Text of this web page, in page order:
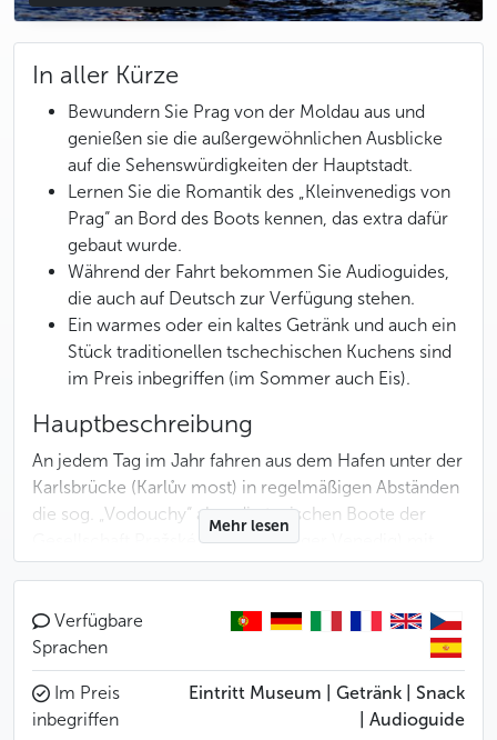
In aller Kürze
Bewundern Sie Prag von der Moldau aus und
genießen sie die außergewöhnlichen Ausblicke
auf die Sehenswürdigkeiten der Hauptstadt.
Lernen Sie die Romantik des „Kleinvenedigs von
Prag“ an Bord des Boots kennen, das extra dafür
gebaut wurde.
Während der Fahrt bekommen Sie Audioguides,
die auch auf Deutsch zur Verfügung stehen.
Ein warmes oder ein kaltes Getränk und auch ein
Stück traditionellen tschechischen Kuchens sind
im Preis inbegriffen (im Sommer auch Eis).
Hauptbeschreibung
An jedem Tag im Jahr fahren aus dem Hafen unter der
Karlsbrücke (Karlův most) in regelmäßigen Abständen
die sog. „Vodouchy“ ab – die typischen Boote der
Gesellschaft Pražské Benátky (Prager Venedig) mit
einem Interieur aus dunklem Holz und Fenstern zu
An Bord heißt Sie der Kapitän mit kleinen
Erfrischungen willkommen. Im Winter bekommen Sie
ein heißes Getränk zum Aufwärmen und im Sommer
ein Eis, um sich zu erfrischen. Während der 45-
Mehr lesen
Verfügbare
Sprachen
Im Preis
inbegriffen
Eintritt Museum | Getränk | Snack
| Audioguide